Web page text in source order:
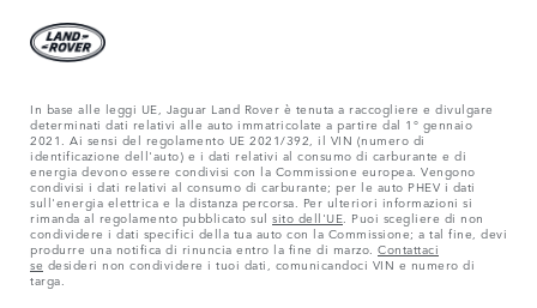
In base alle leggi UE, Jaguar Land Rover è tenuta a raccogliere e divulgare
determinati dati relativi alle auto immatricolate a partire dal 1° gennaio
2021. Ai sensi del regolamento UE 2021/392, il VIN (numero di
identificazione dell'auto) e i dati relativi al consumo di carburante e di
energia devono essere condivisi con la Commissione europea. Vengono
condivisi i dati relativi al consumo di carburante; per le auto PHEV i dati
sull'energia elettrica e la distanza percorsa. Per ulteriori informazioni si
rimanda al regolamento pubblicato sul sito dell'UE . Puoi scegliere di non
condividere i dati specifici della tua auto con la Commissione; a tal fine, devi
produrre una notifica di rinuncia entro la fine di marzo. Contattaci
se desideri non condividere i tuoi dati, comunicandoci VIN e numero di
targa.